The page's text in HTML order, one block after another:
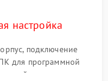
настройка
подключение
для программной
порогов